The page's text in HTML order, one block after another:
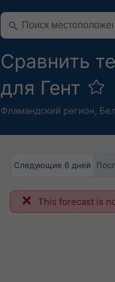
Сравнить
для Гент
Фламандский регион,
Следующие 6 дней
This forecast is